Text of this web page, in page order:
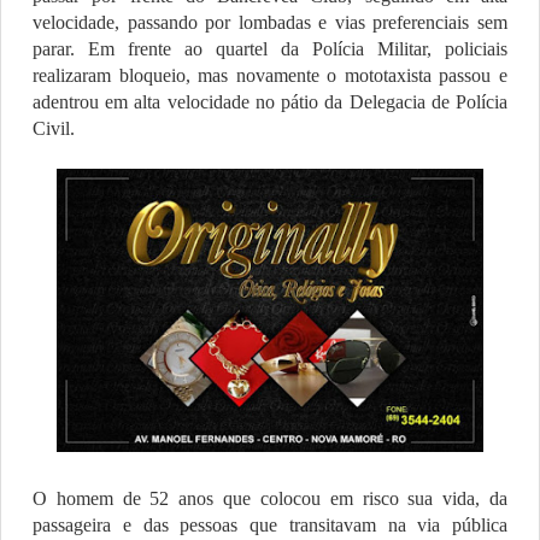
velocidade, passando por lombadas e vias preferenciais sem
parar. Em frente ao quartel da Polícia Militar, policiais
realizaram bloqueio, mas novamente o mototaxista passou e
adentrou em alta velocidade no pátio da Delegacia de Polícia
Civil.
O homem de 52 anos que colocou em risco sua vida, da
passageira e das pessoas que transitavam na via pública